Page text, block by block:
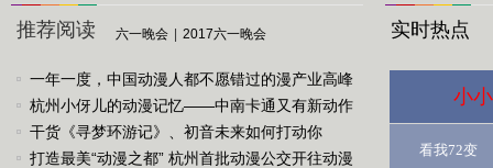
推荐阅读 六一晚会 2017六一晚会
一年一度，中国动漫人都不愿错过的漫产业高峰
论坛
杭州小伢儿的动漫记忆——中南卡通又有新动作
啦
干货《寻梦环游记》、初音未来如何打动你
打造最美“动漫之都” 杭州首批动漫公交开往动漫
实时热点
小
看我72变